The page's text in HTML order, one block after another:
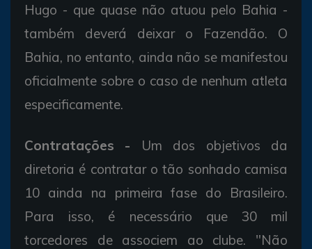
Hugo - que quase não atuou pelo Bahia -
também deverá deixar o Fazendão. O
Bahia, no entanto, ainda não se manifestou
oficialmente sobre o caso de nenhum atleta
especificamente.
Contratações - Um dos objetivos da
diretoria é contratar o tão sonhado camisa
10 ainda na primeira fase do Brasileiro.
Para isso, é necessário que 30 mil
torcedores de associem ao clube. "Não